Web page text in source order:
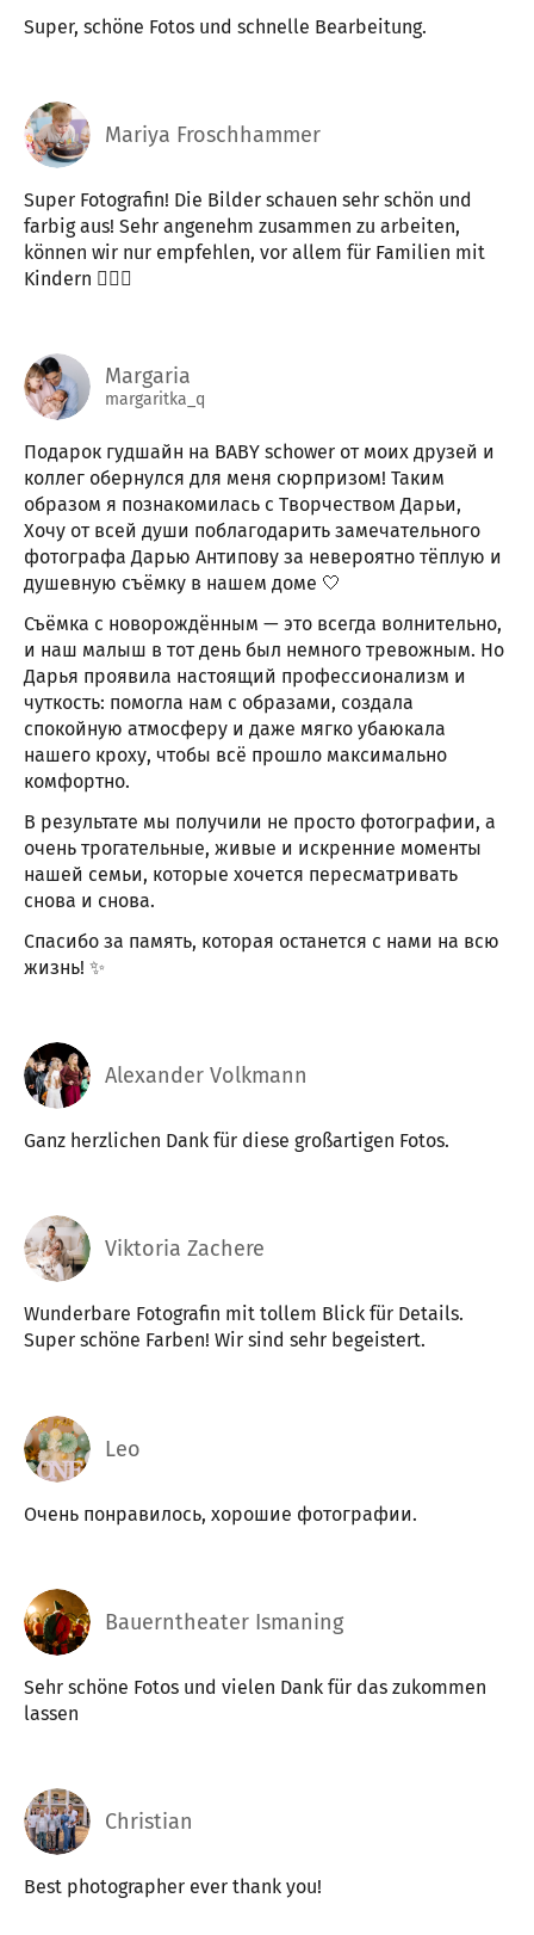
Super, schöne Fotos und schnelle Bearbeitung.
Mariya Froschhammer
Super Fotografin! Die Bilder schauen sehr schön und
farbig aus! Sehr angenehm zusammen zu arbeiten,
können wir nur empfehlen, vor allem für Familien mit
Kindern 👍🏼😍
Margaria
margaritka_q
Подарок гудшайн на BABY schower от моих друзей и
коллег обернулся для меня сюрпризом! Таким
образом я познакомилась с Творчеством Дарьи,
Хочу от всей души поблагодарить замечательного
фотографа Дарью Антипову за невероятно тёплую и
душевную съёмку в нашем доме 🤍
Съёмка с новорождённым — это всегда волнительно,
и наш малыш в тот день был немного тревожным. Но
Дарья проявила настоящий профессионализм и
чуткость: помогла нам с образами, создала
спокойную атмосферу и даже мягко убаюкала
нашего кроху, чтобы всё прошло максимально
комфортно.
В результате мы получили не просто фотографии, а
очень трогательные, живые и искренние моменты
нашей семьи, которые хочется пересматривать
снова и снова.
Спасибо за память, которая останется с нами на всю
жизнь! ✨
Alexander Volkmann
Ganz herzlichen Dank für diese großartigen Fotos.
Viktoria Zachere
Wunderbare Fotografin mit tollem Blick für Details.
Super schöne Farben! Wir sind sehr begeistert.
Leo
Очень понравилось, хорошие фотографии.
Bauerntheater Ismaning
Sehr schöne Fotos und vielen Dank für das zukommen
lassen
Christian
Best photographer ever thank you!